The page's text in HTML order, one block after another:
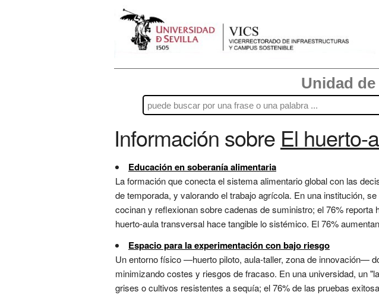
Unidad
Información sobre El huerto-
Educación en soberanía alimentaria
La formación que conecta el sistema alimentario global con las
de temporada, y valorando el trabajo agrícola. En una institución,
cocinan y reflexionan sobre cadenas de suministro; el 76%
huerto-aula transversal hace tangible lo sistémico. El 76%
Espacio para la experimentación con bajo riesgo
Un entorno físico —huerto piloto, aula-taller, zona de innovación—
minimizando costes y riesgos de fracaso. En una universidad, un
grises o cultivos resistentes a sequía; el 76% de las pruebas